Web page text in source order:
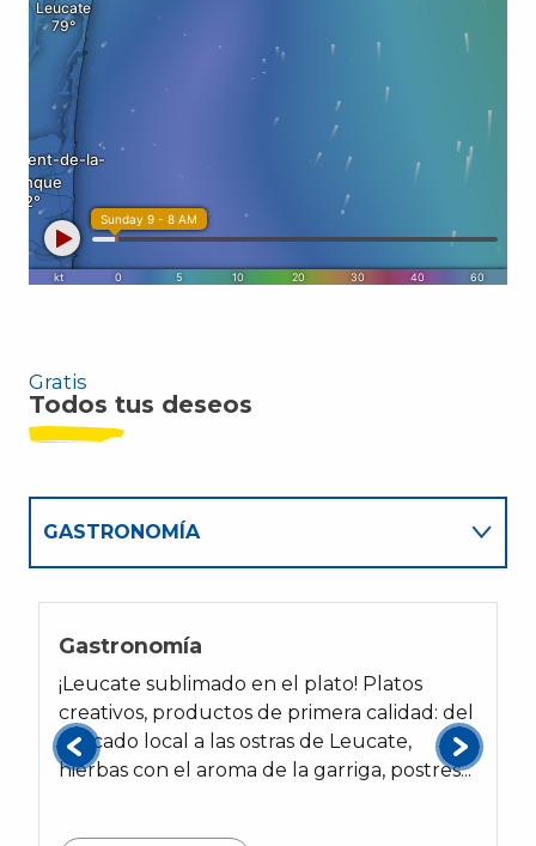
Gratis
Todos tus deseos
GASTRONOMÍA
NATURALEZA
PARA NIÑOS
Gastronomía
¡Leucate sublimado en el plato! Platos
creativos, productos de primera calidad: del
pescado local a las ostras de Leucate,
hierbas con el aroma de la garriga, postres...